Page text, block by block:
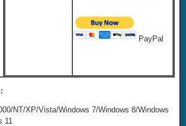
PayPal
NT/XP/Vista/Windows 7/Windows 8/Windows
11